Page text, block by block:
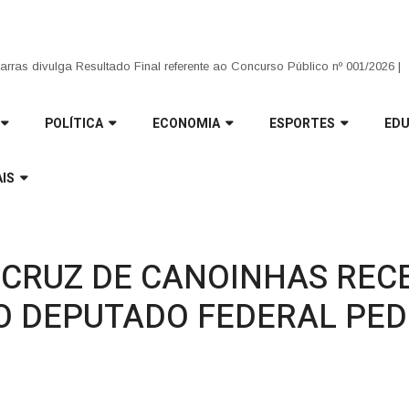
transformam: Infraestrutura avança no interior e garante mais
POLÍTICA ECONOMIA ESPORTES
DE CANOINHAS
DEPUTADO FEDERAL